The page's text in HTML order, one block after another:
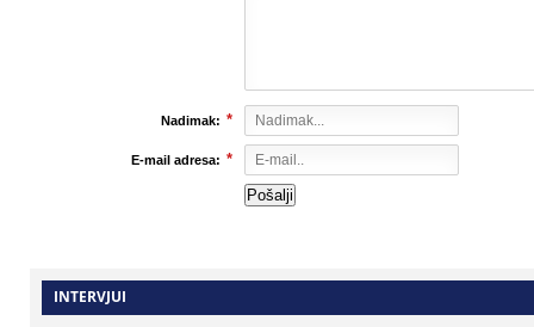
Nadimak: *
E-mail adresa: *
INTERVJUI